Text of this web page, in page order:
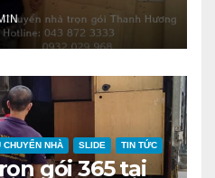
CHUYỂN NHÀ SLIDE TIN TỨC
gói 365 tại